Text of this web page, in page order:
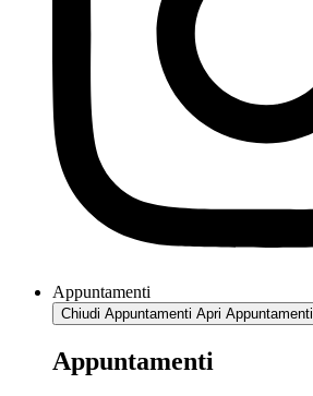
Appuntamenti
Chiudi Appuntamenti Apri Appuntamenti
Appuntamenti